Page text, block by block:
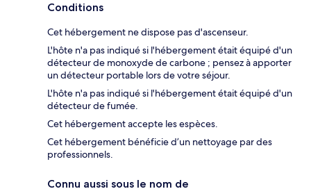
Conditions
Cet hébergement ne dispose pas d'ascenseur.
L'hôte n'a pas indiqué si l'hébergement était équipé d'un
détecteur de monoxyde de carbone ; pensez à apporter
un détecteur portable lors de votre séjour.
L'hôte n'a pas indiqué si l'hébergement était équipé d'un
détecteur de fumée.
Cet hébergement accepte les espèces.
Cet hébergement bénéficie d’un nettoyage par des
professionnels.
Connu aussi sous le nom de